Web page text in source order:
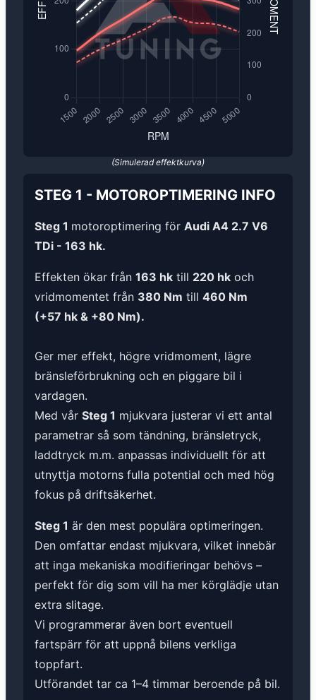
(Simulerad effektkurva)
STEG 1 - MOTOROPTIMERING INFO
Steg 1 motoroptimering för Audi A4 2.7 V6
TDi - 163 hk.
Effekten ökar från 163 hk till 220 hk och
vridmomentet från 380 Nm till 460 Nm
(+57 hk & +80 Nm).
Ger mer effekt, högre vridmoment, lägre
bränsleförbrukning och en piggare bil i
vardagen.
Med vår Steg 1 mjukvara justerar vi ett antal
parametrar så som tändning, bränsletryck,
laddtryck m.m. anpassas individuellt för att
utnyttja motorns fulla potential och med hög
fokus på driftsäkerhet.
Steg 1 är den mest populära optimeringen.
Den omfattar endast mjukvara, vilket innebär
att inga mekaniska modifieringar behövs –
perfekt för dig som vill ha mer körglädje utan
extra slitage.
Vi programmerar även bort eventuell
fartspärr för att uppnå bilens verkliga
toppfart.
Utförandet tar ca 1–4 timmar beroende på bil.